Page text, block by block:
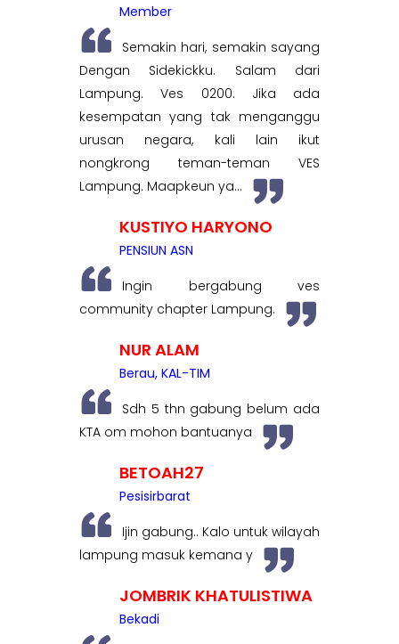
Member
Semakin hari, semakin sayang
Dengan Sidekickku. Salam dari
Lampung. Ves 0200. Jika ada
kesempatan yang tak menganggu
urusan negara, kali lain ikut
nongkrong teman-teman VES
Lampung. Maapkeun ya...
KUSTIYO HARYONO
PENSIUN ASN
Ingin bergabung ves
community chapter Lampung.
NUR ALAM
Berau, KAL-TIM
Sdh 5 thn gabung belum ada
KTA om mohon bantuanya
BETOAH27
Pesisirbarat
Ijin gabung.. Kalo untuk wilayah
lampung masuk kemana y
JOMBRIK KHATULISTIWA
Bekadi